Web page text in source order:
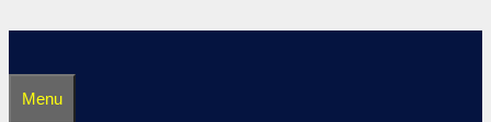
Menu